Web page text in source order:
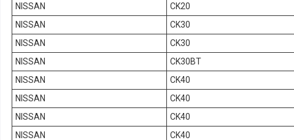
NISSAN
CK20
NISSAN
CK30
NISSAN
CK30
NISSAN
CK30BT
NISSAN
CK40
NISSAN
CK40
NISSAN
CK40
NISSAN
CK40